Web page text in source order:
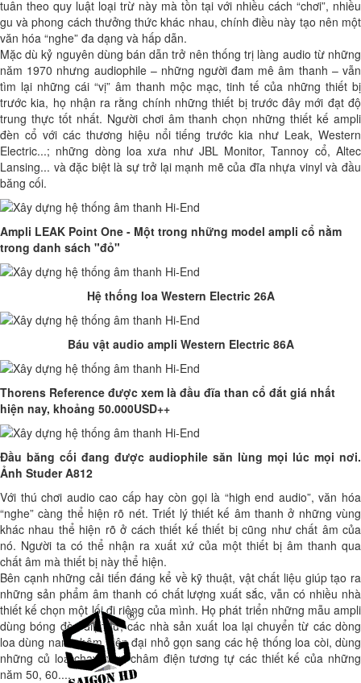
tuân theo quy luật loại trừ này mà tồn tại với nhiều cách “chơi”, nhiều
gu và phong cách thưởng thức khác nhau, chính điều này tạo nên một
văn hóa “nghe” đa dạng và hấp dẫn.
Mặc dù kỷ nguyên dùng bán dẫn trở nên thống trị làng audio từ những
năm 1970 nhưng audiophile – những người đam mê âm thanh – vẫn
tìm lại những cái “vị” âm thanh mộc mạc, tinh tế của những thiết bị
trước kia, họ nhận ra rằng chính những thiết bị trước đây mới đạt độ
trung thực tốt nhất. Người chơi âm thanh chọn những thiết kế ampli
đèn cổ với các thương hiệu nổi tiếng trước kia như Leak, Western
Electric...; những dòng loa xưa như JBL Monitor, Tannoy cổ, Altec
Lansing... và đặc biệt là sự trở lại mạnh mẽ của đĩa nhựa vinyl và đầu
băng cối.
Ampli LEAK Point One - Một trong những model ampli cổ nằm
trong danh sách "đỏ"
Hệ thống loa Western Electric 26A
Báu vật audio ampli Western Electric 86A
Thorens Reference được xem là đầu đĩa than cổ đắt giá nhất
hiện nay, khoảng 50.000USD++
Đầu băng cối đang được audiophile săn lùng mọi lúc mọi nơi.
Ảnh Studer A812
Với thú chơi audio cao cấp hay còn gọi là “high end audio”, văn hóa
“nghe” càng thể hiện rõ nét. Triết lý thiết kế âm thanh ở những vùng
khác nhau thể hiện rõ ở cách thiết kế thiết bị cũng như chất âm của
nó. Người ta có thể nhận ra xuất xứ của một thiết bị âm thanh qua
chất âm mà thiết bị này thể hiện.
Bên cạnh những cải tiến đáng kể về kỹ thuật, vật chất liệu giúp tạo ra
những sản phẩm âm thanh có chất lượng xuất sắc, vẫn có nhiều nhà
thiết kế chọn một lối đi riêng của mình. Họ phát triển những mẫu ampli
dùng bóng đèn điện tử, các nhà sản xuất loa lại chuyển từ các dòng
loa dùng nam châm hiện đại nhỏ gọn sang các hệ thống loa còi, dùng
những củ loa chạy nam châm điện tương tự các thiết kế của những
năm 50, 60....